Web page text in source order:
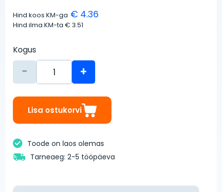
Hind koos KM-ga € 4.36
Hind ilma KM-ta€ 3.51
Kogus
- +
Lisa ostukorvi
Toode on laos olemas
Tarneaeg: 2-5 tööpäeva